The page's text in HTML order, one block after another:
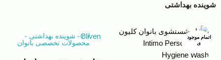
شوینده بهداشتی
اتمام موجود
ی
بزرگنمایی تصویر
Cliven
/
n
- شوینده بهداشتی -
محصولات تخصصی بانوان